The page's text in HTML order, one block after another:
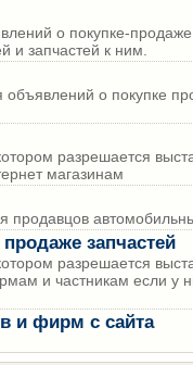
о покупке-продаже
и запчастей к ним.
о покупке
разрешается
магазинам
запчастей
разрешается
и частникам если у
и фирм с сайта